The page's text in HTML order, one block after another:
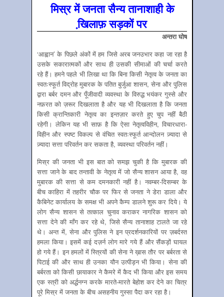
मिस्र में जनता सैन्य तानाशाही के
खि़लाफ़ सड़कों पर
अन्तरा घोष
‘आह्वान’ के पिछले अंकों में हम जिसे अरब जनउभार कहा जा रहा है
उसके सकारात्मकों और साथ ही उसकी सीमाओं की चर्चा करते
रहे हैं। हमने पहले भी लिखा था कि बिना किसी नेतृत्व के जनता का
स्वतःस्फूर्त विद्रोह मुबारक के पतित बुर्जुआ शासन, सेना और पुलिस
द्वारा बर्बर दमन और पूँजीवादी व्यवस्था के विरुद्ध भयंकर गुस्से और
नफ़रत को ज़रूर दिखलाता है और यह भी दिखलाता है कि जनता
किसी क्रान्तिकारी नेतृत्व का इन्तज़ार करते हुए चुप नहीं बैठी
रहेगी। लेकिन यह भी साफ़ है कि ऐसा नेतृत्वविहीन, विचारधारा-
विहीन और स्पष्ट विकल्प से वंचित स्वतःस्फूर्त आन्दोलन ज़्यादा से
ज़्यादा सत्ता परिवर्तन कर सकता है, व्यवस्था परिवर्तन नहीं।
मिस्र की जनता भी इस बात को समझ चुकी है कि मुबारक की
सत्ता जाने के बाद तन्तावी के नेतृत्व में जो सैन्य शासन आया है, वह
मुबारक की सत्ता से कम दमनकारी नहीं है। नवम्बर-दिसम्बर के
बीच काहिरा में तहरीर चौक पर फिर से जनता ने डेरा डाला और
कैबिनेट कार्यालय के समक्ष भी अपने कैम्प डालने शुरू कर दिये। ये
लोग सैन्य शासन से तत्काल चुनाव कराकर नागरिक शासन को
सत्ता देने की माँग कर रहे थे, जिसे सैन्य तानाशाह टालते जा रहे
थे। अन्त में, सेना और पुलिस ने इन प्रदर्शनकारियों पर ज़बर्दस्त
हमला किया। इसमें कई दज़र्न लोग मारे गये हैं और सैंकड़ों घायल
हो गये हैं। इन हमलों में स्त्रियों की सेना ने ख़ास तौर पर बर्बरता से
पिटाई की और साथ ही उनका यौन उत्पीड़न भी किया। सेना की
बर्बरता को किसी छायाकार ने कैमरे में कैद भी किया और इस समय
एक स्त्री को अर्द्धनग्न करके मारते-मारते बेहोश कर देने का चित्र
पूरे मिस्र में जनता के बीच असहनीय गुस्सा पैदा कर रहा है।